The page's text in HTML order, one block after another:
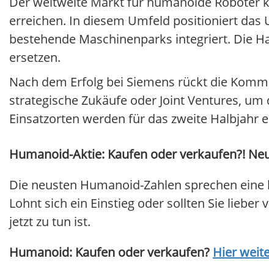
erreichen. In diesem Umfeld positioniert das
bestehende Maschinenparks integriert. Die
ersetzen.
Nach dem Erfolg bei Siemens rückt die
strategische Zukäufe oder Joint Ventures,
Einsatzorten werden für das zweite Halbjahr
Humanoid-Aktie: Kaufen oder verkaufen?!
Die neusten Humanoid-Zahlen sprechen
Lohnt sich ein Einstieg oder sollten Sie lieber
jetzt zu tun ist.
Humanoid: Kaufen oder verkaufen? Hier